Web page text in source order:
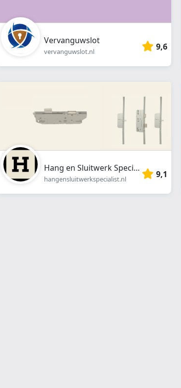
Vervanguwslot
vervanguwslot.nl 9,6
Hang en Sluitwerk Specialist
hangensluitwerkspecialist.nl 9,1